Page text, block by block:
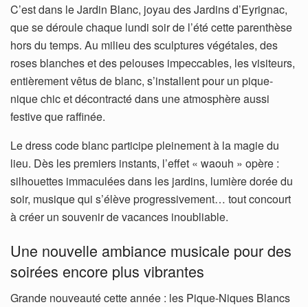
C’est dans le Jardin Blanc, joyau des Jardins d’Eyrignac,
que se déroule chaque lundi soir de l’été cette parenthèse
hors du temps. Au milieu des sculptures végétales, des
roses blanches et des pelouses impeccables, les visiteurs,
entièrement vêtus de blanc, s’installent pour un pique-
nique chic et décontracté dans une atmosphère aussi
festive que raffinée.
Le dress code blanc participe pleinement à la magie du
lieu. Dès les premiers instants, l’effet « waouh » opère :
silhouettes immaculées dans les jardins, lumière dorée du
soir, musique qui s’élève progressivement… tout concourt
à créer un souvenir de vacances inoubliable.
Une nouvelle ambiance musicale pour des
soirées encore plus vibrantes
Grande nouveauté cette année : les Pique-Niques Blancs